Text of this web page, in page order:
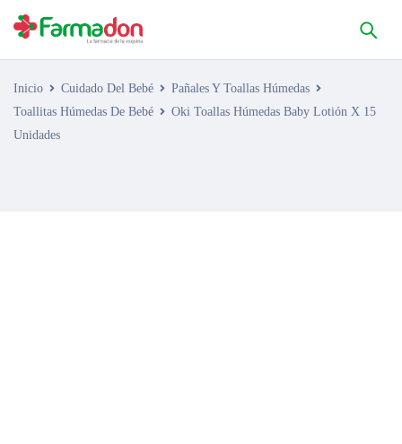
Inicio Cuidado Del Bebé
Pañales Y Toallas Húmedas
Toallitas Húmedas De Bebé
Oki Toallas Húmedas Baby Lotión X 15
Unidades